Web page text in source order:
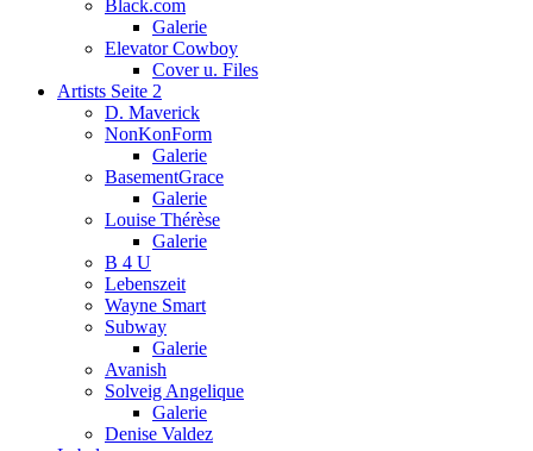
Black.com
Galerie
Elevator Cowboy
Cover u. Files
Artists Seite 2
D. Maverick
NonKonForm
Galerie
BasementGrace
Galerie
Louise Thérèse
Galerie
B 4 U
Lebenszeit
Wayne Smart
Subway
Galerie
Avanish
Solveig Angelique
Galerie
Denise Valdez